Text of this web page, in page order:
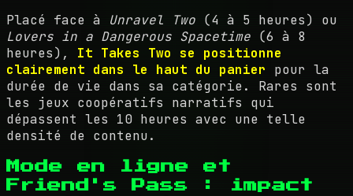
Placé face à Unravel Two (4 à 5 heures) ou
Lovers in a Dangerous Spacetime (6 à 8
heures), It Takes Two se positionne
clairement dans le haut du panier pour la
durée de vie dans sa catégorie. Rares sont
les jeux coopératifs narratifs qui
dépassent les 10 heures avec une telle
densité de contenu.
Mode en ligne et
Friend's Pass : impact